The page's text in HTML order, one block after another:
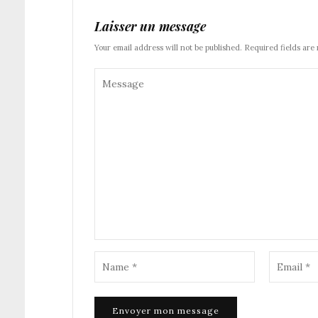
Laisser un message
Your email address will not be published. Required fields are